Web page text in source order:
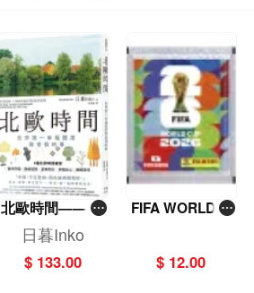
北歐時間——世
界第一幸福國度
教會我的事
日暮Inko
$ 133.00
FIFA WORLD C
包）
$ 12.00